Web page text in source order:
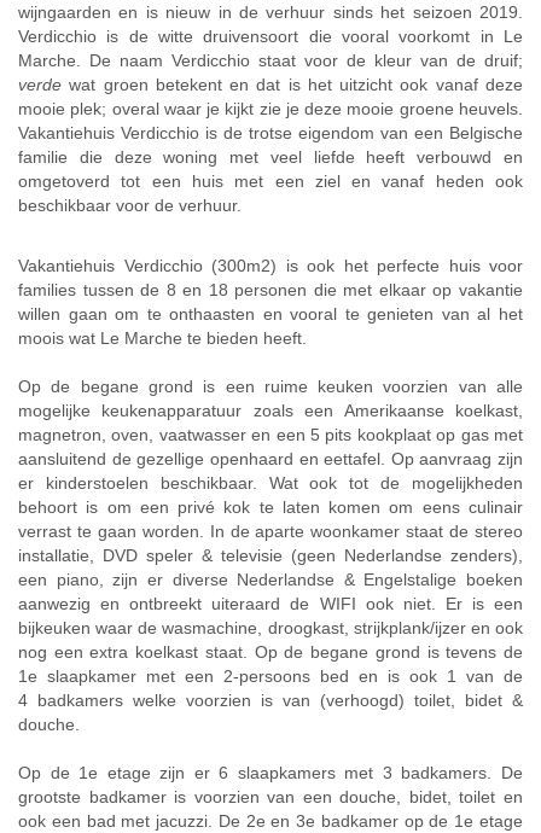
wijngaarden en is nieuw in de verhuur sinds het seizoen 2019.
Verdicchio is de witte druivensoort die vooral voorkomt in Le
Marche. De naam Verdicchio staat voor de kleur van de druif;
verde wat groen betekent en dat is het uitzicht ook vanaf deze
mooie plek; overal waar je kijkt zie je deze mooie groene heuvels.
Vakantiehuis Verdicchio is de trotse eigendom van een Belgische
familie die deze woning met veel liefde heeft verbouwd en
omgetoverd tot een huis met een ziel en vanaf heden ook
beschikbaar voor de verhuur.
Vakantiehuis Verdicchio (300m2) is ook het perfecte huis voor
families tussen de 8 en 18 personen die met elkaar op vakantie
willen gaan om te onthaasten en vooral te genieten van al het
moois wat Le Marche te bieden heeft.
Op de begane grond is een ruime keuken voorzien van alle
mogelijke keukenapparatuur zoals een Amerikaanse koelkast,
magnetron, oven, vaatwasser en een 5 pits kookplaat op gas met
aansluitend de gezellige openhaard en eettafel. Op aanvraag zijn
er kinderstoelen beschikbaar. Wat ook tot de mogelijkheden
behoort is om een privé kok te laten komen om eens culinair
verrast te gaan worden. In de aparte woonkamer staat de stereo
installatie, DVD speler & televisie (geen Nederlandse zenders),
een piano, zijn er diverse Nederlandse & Engelstalige boeken
aanwezig en ontbreekt uiteraard de WIFI ook niet. Er is een
bijkeuken waar de wasmachine, droogkast, strijkplank/ijzer en ook
nog een extra koelkast staat. Op de begane grond is tevens de
1e slaapkamer met een 2-persoons bed en is ook 1 van de
4 badkamers welke voorzien is van (verhoogd) toilet, bidet &
douche.
Op de 1e etage zijn er 6 slaapkamers met 3 badkamers. De
grootste badkamer is voorzien van een douche, bidet, toilet en
ook een bad met jacuzzi. De 2e en 3e badkamer op de 1e etage